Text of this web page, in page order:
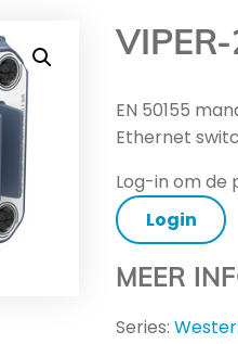
EN 50155
Ethernet
Log-in om de
Login
MEER
Series: